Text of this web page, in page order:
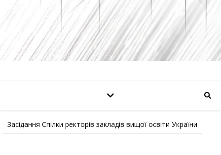
Засідання Спілки ректорів закладів вищої освіти України